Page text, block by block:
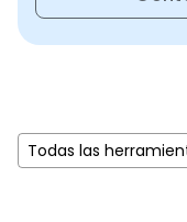
Todas las